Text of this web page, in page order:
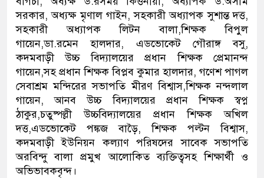
সরকার, অধ্যক্ষ মৃণাল গাইন, সহকারী অধ্যাপক সুশান্ত দত্ত,
সহকারী অধ্যাপক লিটন বালা,শিক্ষক বিপুল
গায়েন,ডা.রমেন হালদার, এডভোকেট গৌরাঙ্গ বসু,
কদমবাড়ী উচ্চ বিদ্যালয়ের প্রধান শিক্ষক প্রেমানন্দ
গায়েন,সহ প্রধান শিক্ষক বিপ্লব কুমার হালদার, গণেশ পাগল
সেবাশ্রম মন্দিরের সভাপতি মীরণ বিশ্বাস,শিক্ষক নন্দলাল
গায়েন, আনব উচ্চ বিদ্যালয়ের প্রধান শিক্ষক স্বপ্ন
ঠাকুর,চতুষ্পল্লী উচ্চবিদ্যালয়ের প্রধান শিক্ষক অখিল
দত্ত,এডভোকেট পঙ্কজ বাড়ৈ, শিক্ষক পল্টন বিশ্বাস,
কদমবাড়ী ইউনিয়ন কল্যাণ পরিষদের সাবেক সভাপতি
অরবিন্দু বালা প্রমুখ আলোকিত ব্যক্তিত্বসহ শিক্ষার্থী ও
অভিভাবকবৃন্দ।